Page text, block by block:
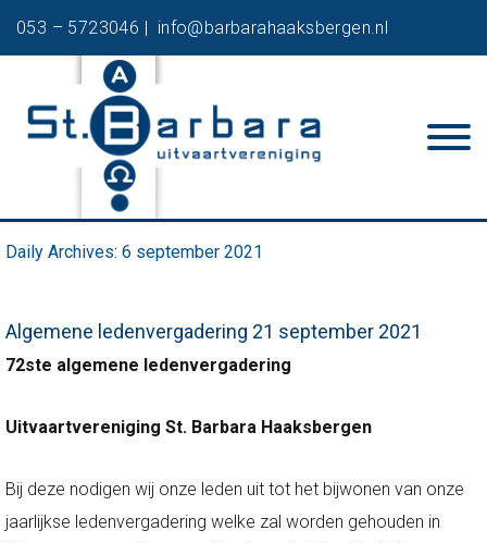
053 – 5723046 | info@barbarahaaksbergen.nl
Daily Archives: 6 september 2021
Algemene ledenvergadering 21 september 2021
72ste algemene ledenvergadering
Uitvaartvereniging St. Barbara Haaksbergen
Bij deze nodigen wij onze leden uit tot het bijwonen van onze
jaarlijkse ledenvergadering welke zal worden gehouden in